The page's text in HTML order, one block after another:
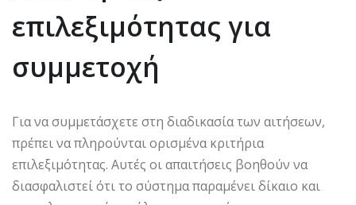
επιλεξιμότητας για
συμμετοχή
Για να συμμετάσχετε στη διαδικασία των αιτήσεων,
πρέπει να πληρούνται ορισμένα κριτήρια
επιλεξιμότητας. Αυτές οι απαιτήσεις βοηθούν να
διασφαλιστεί ότι το σύστημα παραμένει δίκαιο και